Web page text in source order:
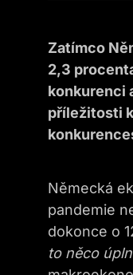
Zatímco
2,3
konkurenci
příležitosti
Německá
pandemie
dokonce o
to něco